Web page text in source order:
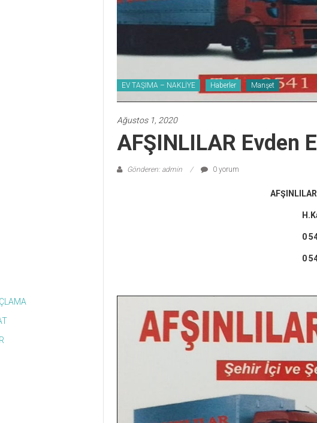
EV TAŞIMA – NAKLİYE Haberler Manşet
Ağustos 1, 2020
AFŞINLILAR Evden
Gönderen: admin 0 yorum
0
0